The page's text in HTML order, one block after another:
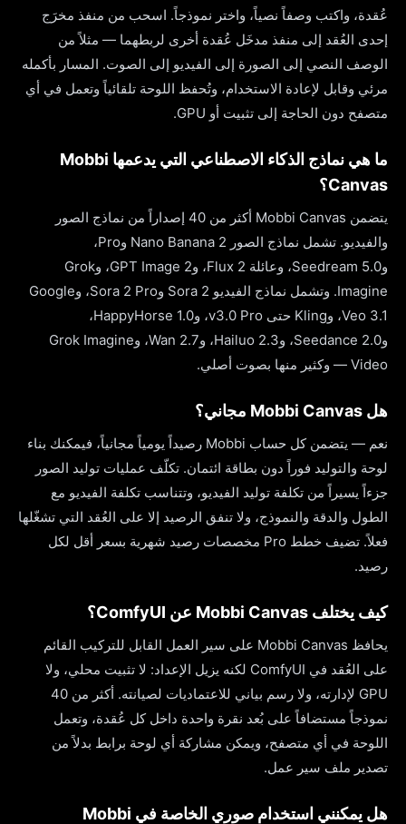
عُقدة، واكتب وصفاً نصياً، واختر نموذجاً. اسحب من منفذ مخرَج
إحدى العُقد إلى منفذ مدخَل عُقدة أخرى لربطهما — مثلاً من
الوصف النصي إلى الصورة إلى الفيديو إلى الصوت. المسار بأكمله
مرئي وقابل لإعادة الاستخدام، وتُحفظ اللوحة تلقائياً وتعمل في أي
متصفح دون الحاجة إلى تثبيت أو GPU.
ما هي نماذج الذكاء الاصطناعي التي يدعمها Mobbi
Canvas؟
يتضمن Mobbi Canvas أكثر من 40 إصداراً من نماذج الصور
والفيديو. تشمل نماذج الصور Nano Banana 2 وPro،
وSeedream 5.0، وعائلة Flux 2، وGPT Image 2، وGrok
Imagine. وتشمل نماذج الفيديو Sora 2 وSora 2 Pro، وGoogle
Veo 3.1، وKling حتى v3.0 Pro، وHappyHorse 1.0،
وSeedance 2.0، وHailuo 2.3، وWan 2.7، وGrok Imagine
Video — وكثير منها بصوت أصلي.
هل Mobbi Canvas مجاني؟
نعم — يتضمن كل حساب Mobbi رصيداً يومياً مجانياً، فيمكنك بناء
لوحة والتوليد فوراً دون بطاقة ائتمان. تكلّف عمليات توليد الصور
جزءاً يسيراً من تكلفة توليد الفيديو، وتتناسب تكلفة الفيديو مع
الطول والدقة والنموذج، ولا تنفق الرصيد إلا على العُقد التي تشغّلها
فعلاً. تضيف خطط Pro مخصصات رصيد شهرية بسعر أقل لكل
رصيد.
كيف يختلف Mobbi Canvas عن ComfyUI؟
يحافظ Mobbi Canvas على سير العمل القابل للتركيب القائم
على العُقد في ComfyUI لكنه يزيل الإعداد: لا تثبيت محلي، ولا
GPU لإدارته، ولا رسم بياني للاعتماديات لصيانته. أكثر من 40
نموذجاً مستضافاً على بُعد نقرة واحدة داخل كل عُقدة، وتعمل
اللوحة في أي متصفح، ويمكن مشاركة أي لوحة برابط بدلاً من
تصدير ملف سير عمل.
هل يمكنني استخدام صوري الخاصة في Mobbi